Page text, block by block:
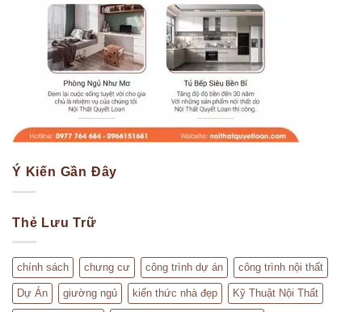
Ý Kiến Gần Đây
Thẻ Lưu Trữ
chính sách chưng cư công trình dự án công trình nội thất
Dự Án giường ngủ kiến thức nhà đẹp Kỹ Thuật Nội Thất